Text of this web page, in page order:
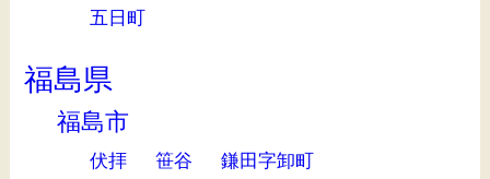
五日町
福島県
福島市
伏拝 笹谷 鎌田字卸町